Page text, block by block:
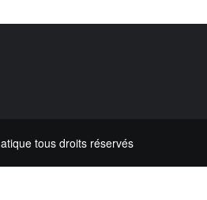
tous droits réservés